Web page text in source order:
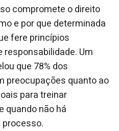
compromete o direito
e por que determinada
fere princípios
Um
que 78% dos
preocupações quanto ao
para treinar
quando não há